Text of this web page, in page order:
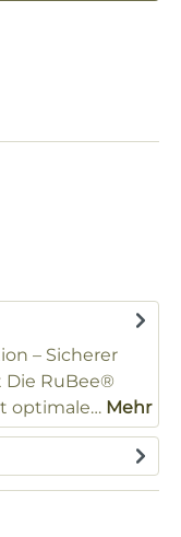
– Sicherer
Die RuBee®
optimale… Mehr